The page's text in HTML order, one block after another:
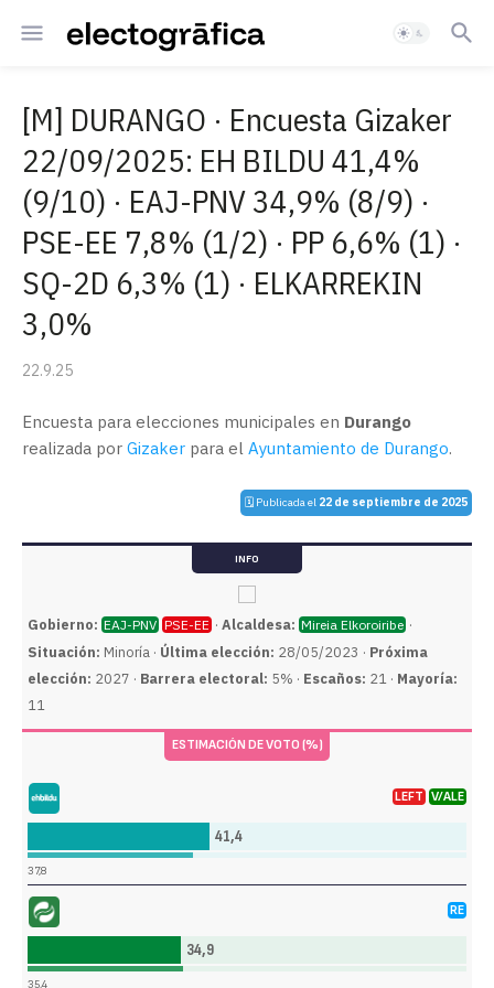
[M] DURANGO · Encuesta Gizaker
22/09/2025: EH BILDU 41,4%
(9/10) · EAJ-PNV 34,9% (8/9) ·
PSE-EE 7,8% (1/2) · PP 6,6% (1) ·
SQ-2D 6,3% (1) · ELKARREKIN
3,0%
22.9.25
Encuesta para elecciones municipales en Durango
realizada por Gizaker para el Ayuntamiento de Durango.
🗓️ Publicada el 22 de septiembre de 2025
INFO
Gobierno: EAJ-PNV PSE-EE · Alcaldesa: Mireia Elkoroiribe ·
Situación: Minoría · Última elección: 28/05/2023 · Próxima
elección: 2027 · Barrera electoral: 5% · Escaños: 21 · Mayoría:
11
ESTIMACIÓN DE VOTO (%)
Bildu (EH BILDU) LEFT V/ALE
41,4
37,8
Nacionalista Vasco (EAJ-PNV) RE
34,9
35,4